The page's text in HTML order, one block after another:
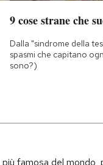
9 cose strane che
Dalla "sindrome della
spasmi che capitano
sono?)
famosa del